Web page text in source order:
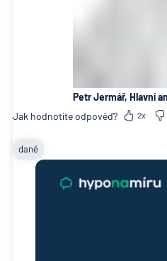
Petr Jermář, Hlavní
Jak hodnotíte odpověď?
2x
daně